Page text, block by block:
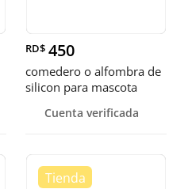
RD$ 450
comedero o alfombra de
silicon para mascota
Cuenta verificada